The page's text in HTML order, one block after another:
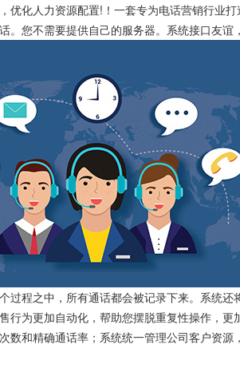
化人力资源配置!！一套专为电话营销行业
您不需要提供自己的服务器。系统接口友谊
程之中，所有通话都会被记录下来。系统
为更加自动化，帮助您摆脱重复性操作，更
和精确通话率；系统统一管理公司客户资